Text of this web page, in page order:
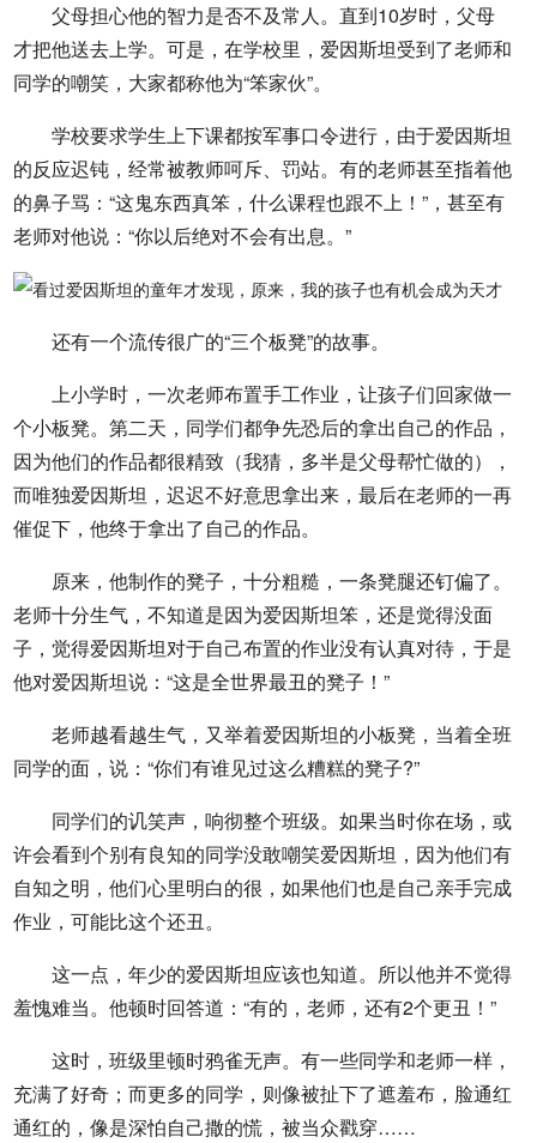
父母担心他的智力是否不及常人。直到10岁时，父母
才把他送去上学。可是，在学校里，爱因斯坦受到了老师和
同学的嘲笑，大家都称他为“笨家伙”。
学校要求学生上下课都按军事口令进行，由于爱因斯坦
的反应迟钝，经常被教师呵斥、罚站。有的老师甚至指着他
的鼻子骂：“这鬼东西真笨，什么课程也跟不上！”，甚至有
老师对他说：“你以后绝对不会有出息。”
还有一个流传很广的“三个板凳”的故事。
上小学时，一次老师布置手工作业，让孩子们回家做一
个小板凳。第二天，同学们都争先恐后的拿出自己的作品，
因为他们的作品都很精致（我猜，多半是父母帮忙做的），
而唯独爱因斯坦，迟迟不好意思拿出来，最后在老师的一再
催促下，他终于拿出了自己的作品。
原来，他制作的凳子，十分粗糙，一条凳腿还钉偏了。
老师十分生气，不知道是因为爱因斯坦笨，还是觉得没面
子，觉得爱因斯坦对于自己布置的作业没有认真对待，于是
他对爱因斯坦说：“这是全世界最丑的凳子！”
老师越看越生气，又举着爱因斯坦的小板凳，当着全班
同学的面，说：“你们有谁见过这么糟糕的凳子?”
同学们的讥笑声，响彻整个班级。如果当时你在场，或
许会看到个别有良知的同学没敢嘲笑爱因斯坦，因为他们有
自知之明，他们心里明白的很，如果他们也是自己亲手完成
作业，可能比这个还丑。
这一点，年少的爱因斯坦应该也知道。所以他并不觉得
羞愧难当。他顿时回答道：“有的，老师，还有2个更丑！”
这时，班级里顿时鸦雀无声。有一些同学和老师一样，
充满了好奇；而更多的同学，则像被扯下了遮羞布，脸通红
通红的，像是深怕自己撒的慌，被当众戳穿……